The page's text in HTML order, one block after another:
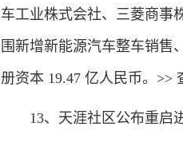
车工业株式会社、三菱商事
围新增新能源汽车整车销售
册资本 19.47 亿人民币。>>
13、天涯社区公布重启进